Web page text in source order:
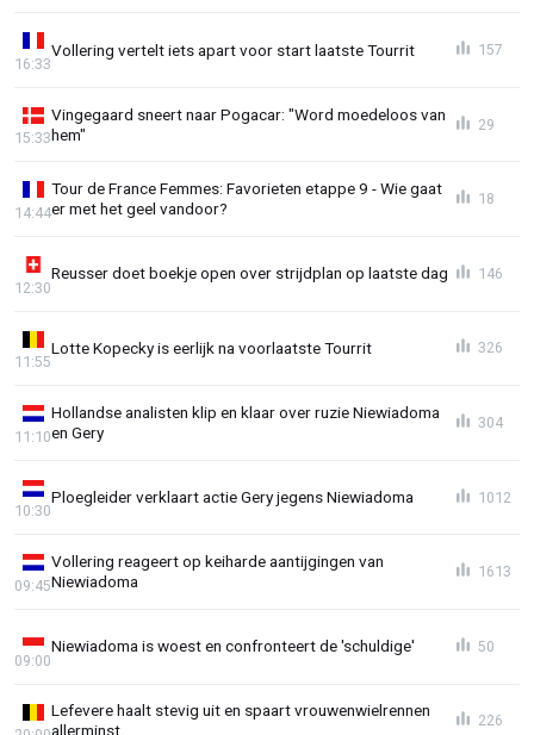
Vollering vertelt iets apart voor start laatste Tourrit
16:33
157
Vingegaard sneert naar Pogacar: "Word moedeloos van
hem"
15:33
29
Tour de France Femmes: Favorieten etappe 9 - Wie gaat
er met het geel vandoor?
14:44
18
Reusser doet boekje open over strijdplan op laatste dag
12:30
146
Lotte Kopecky is eerlijk na voorlaatste Tourrit
11:55
326
Hollandse analisten klip en klaar over ruzie Niewiadoma
en Gery
11:10
304
Ploegleider verklaart actie Gery jegens Niewiadoma
10:30
1012
Vollering reageert op keiharde aantijgingen van
Niewiadoma
09:45
1613
Niewiadoma is woest en confronteert de 'schuldige'
09:00
50
Lefevere haalt stevig uit en spaart vrouwenwielrennen
allerminst
226